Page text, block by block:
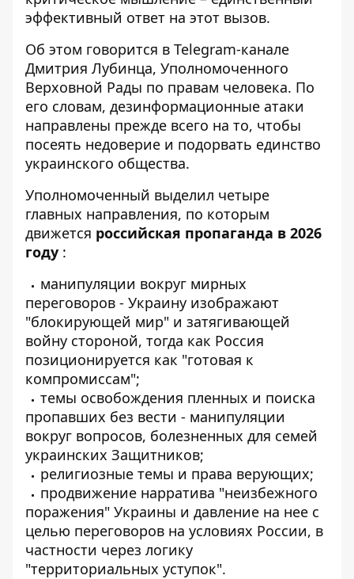
эффективный ответ на этот вызов.
Об этом говорится в Telegram-канале
Дмитрия Лубинца, Уполномоченного
Верховной Рады по правам человека. По
его словам, дезинформационные атаки
направлены прежде всего на то, чтобы
посеять недоверие и подорвать единство
украинского общества.
Уполномоченный выделил четыре
главных направления, по которым
движется российская пропаганда в 2026
году :
манипуляции вокруг мирных
переговоров - Украину изображают
"блокирующей мир" и затягивающей
войну стороной, тогда как Россия
позиционируется как "готовая к
компромиссам";
темы освобождения пленных и поиска
пропавших без вести - манипуляции
вокруг вопросов, болезненных для семей
украинских Защитников;
религиозные темы и права верующих;
продвижение нарратива "неизбежного
поражения" Украины и давление на нее с
целью переговоров на условиях России, в
частности через логику
"территориальных уступок".